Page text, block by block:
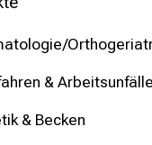
&
& Becken